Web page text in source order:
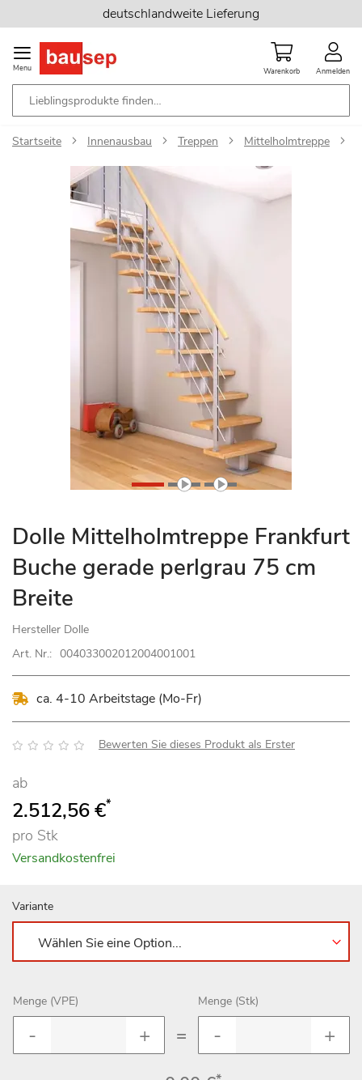
Inhalt
springen
deutschlandweite Lieferung
Menu Warenkorb Anmelden
Startseite Innenausbau Treppen Mittelholmtreppe
Zum
Anfang
der
springen
Dolle Mittelholmtreppe Frankfurt
Buche gerade perlgrau 75 cm
Breite
Hersteller Dolle
Art. Nr.: 004033002012004001001
ca. 4-10 Arbeitstage (Mo-Fr)
Bewertung: Bewerten Sie dieses Produkt als Erster
ab
2.512,56 €*
pro Stk
Versandkostenfrei
Variante
Menge (VPE)
=
Menge (Stk)